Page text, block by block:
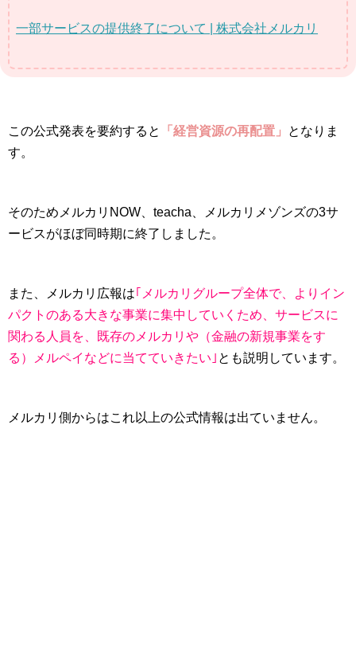
一部サービスの提供終了について | 株式会社メルカリ
この公式発表を要約すると 「経営資源の再配置」
となりま
す。
そのためメルカリNOW、teacha、メルカリメゾンズの3サ
ービスがほぼ同時期に終了しました。
また、メルカリ広報は｢メルカリグループ全体で、よりイン
パクトのある大きな事業に集中していくため、サービスに
関わる人員を、既存のメルカリや（金融の新規事業をす
る）メルペイなどに当てていきたい｣ とも説明しています。
メルカリ側からはこれ以上の公式情報は出ていません。